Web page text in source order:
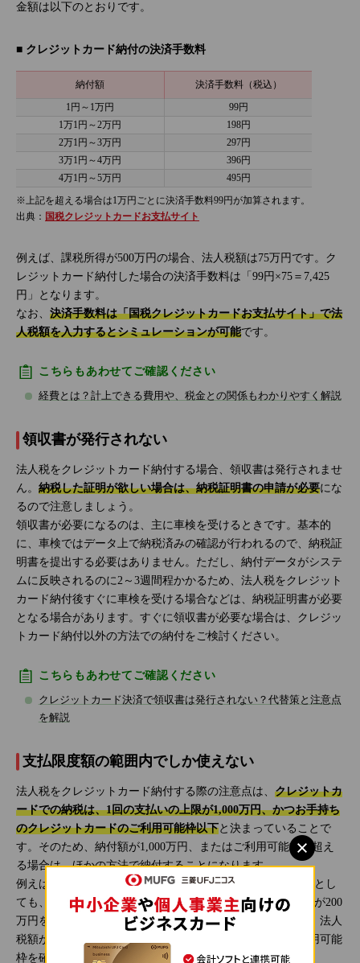
金額は以下のとおりです。
■ クレジットカード納付の決済手数料
納付額
決済手数料（税込）
1円～1万円
99円
1万1円～2万円
198円
2万1円～3万円
297円
3万1円～4万円
396円
4万1円～5万円
495円
※上記を超える場合は1万円ごとに決済手数料99円が加算されます。
出典： 国税クレジットカードお支払サイト
例えば、課税所得が500万円の場合、法人税額は75万円です。ク
レジットカード納付した場合の決済手数料は「99円×75＝7,425
円」となります。
なお、 決済手数料は「国税クレジットカードお支払サイト」で法
人税額を入力するとシミュレーションが可能です。
こちらもあわせてご確認ください
経費とは？計上できる費用や、税金との関係もわかりやすく解説
領収書が発行されない
法人税をクレジットカード納付する場合、領収書は発行されませ
ん。 納税した証明が欲しい場合は、納税証明書の申請が必要にな
るので注意しましょう。
領収書が必要になるのは、主に車検を受けるときです。基本的
に、車検ではデータ上で納税済みの確認が行われるので、納税証
明書を提出する必要はありません。ただし、納付データがシステ
ムに反映されるのに2～3週間程かかるため、法人税をクレジット
カード納付後すぐに車検を受ける場合などは、納税証明書が必要
となる場合があります。すぐに領収書が必要な場合は、クレジッ
トカード納付以外の方法での納付をご検討ください。
こちらもあわせてご確認ください
クレジットカード決済で領収書は発行されない？代替策と注意点
を解説
支払限度額の範囲内でしか使えない
法人税をクレジットカード納付する際の注意点は、 クレジットカ
ードでの納税は、1回の支払いの上限が1,000万円、かつお手持ち
のクレジットカードのご利用可能枠以下と決まっていることで
す。そのため、納付額が1,000万円、またはご利用可能枠を超え
る場合は、ほかの方法で納付することになります。
例えば、クレジットカードのご利用可能枠が300万円だったとし
ても、すでに100万円分のお買い物をしているなら、納付額が200
万円を超える場合は、クレジットカード納付はできません。法人
税額が大きい場合は、クレジットカード納付する前にご利用可能
枠を確認しておきましょう。